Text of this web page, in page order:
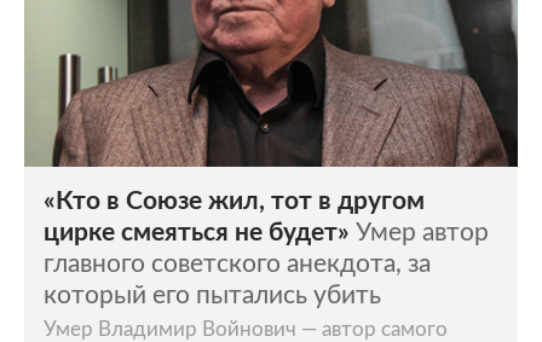
«Кто в Союзе жил, тот в другом
цирке смеяться не будет» Умер автор
главного советского анекдота, за
который его пытались убить
Умер Владимир Войнович — автор самого